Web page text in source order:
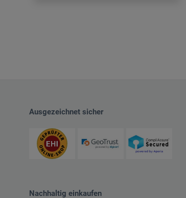
Ausgezeichnet sicher
Nachhaltig einkaufen